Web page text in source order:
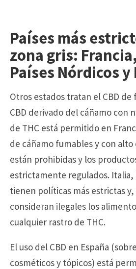
Países más
zona gris:
Países Nórdicos y
Otros estados tratan el CBD
CBD derivado del cáñamo con
de THC está permitido en
de cáñamo fumables y con
están prohibidas y los
estrictamente regulados. Italia,
tienen políticas más estrictas y,
consideran ilegales los
cualquier rastro de THC.
El uso del CBD en España
cosméticos y tópicos) está